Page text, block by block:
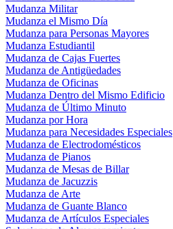
Mudanza Militar
Mudanza el Mismo Día
Mudanza para Personas Mayores
Mudanza Estudiantil
Mudanza de Cajas Fuertes
Mudanza de Antigüedades
Mudanza de Oficinas
Mudanza Dentro del Mismo Edificio
Mudanza de Último Minuto
Mudanza por Hora
Mudanza para Necesidades Especiales
Mudanza de Electrodomésticos
Mudanza de Pianos
Mudanza de Mesas de Billar
Mudanza de Jacuzzis
Mudanza de Arte
Mudanza de Guante Blanco
Mudanza de Artículos Especiales